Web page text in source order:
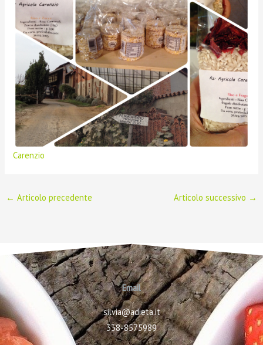
Carenzio
← Articolo precedente Articolo successivo →
Email
silvia@adieta.it
338-8575989